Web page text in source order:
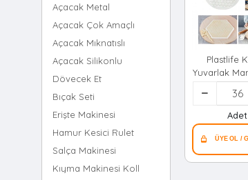
Açacak Metal
Açacak Çok Amaçlı
Açacak Mıknatıslı
Açacak Silikonlu
Dövecek Et
Bıçak Seti
Erişte Makinesi
Hamur Kesici Rulet
Salça Makinesi
Kıyma Makinesi Kollu
Plastlife
Yuvarlak
Plastik ( Çap
)*36=k
Adet